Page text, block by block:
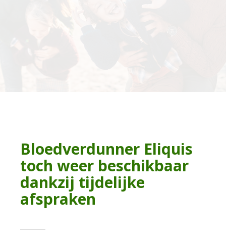
Bloedverdunner Eliquis
toch weer beschikbaar
dankzij tijdelijke
afspraken